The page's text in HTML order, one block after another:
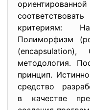
критериям:
Полиморфизм
методология.
принцип.
средство
в качестве